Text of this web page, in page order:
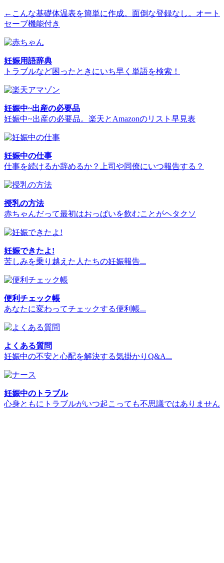
←こんな基礎体温表を簡単に作成。面倒な登録なし。オート
セーブ機能付き
妊娠用語辞典
トラブルなど困ったときにいち早く単語を検索！
妊娠中~出産の必要品
妊娠中~出産の必要品。楽天とAmazonのリスト早見表
妊娠中の仕事
仕事を続けるか辞めるか？上司や同僚にいつ報告する？
授乳の方法
赤ちゃんだって最初はおっぱいを飲むことがヘタクソ
妊娠できたよ!
苦しみを乗り越えた人たちの妊娠報告...
便利チェック帳
あなたに変わってチェックする便利帳...
よくある質問
妊娠中の不安と心配を解決する気掛かりQ&A...
妊娠中のトラブル
心身ともにトラブルがいつ起こっても不思議ではありません